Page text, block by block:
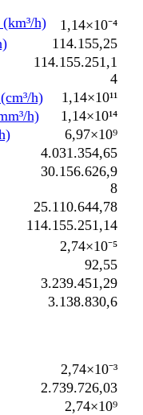
h)
1,14×10⁻⁴
114.155,25
114.155.251,1
4
h)
1,14×10¹¹
h)
1,14×10¹⁴
6,97×10⁹
4.031.354,65
30.156.626,9
8
25.110.644,78
114.155.251,14
2,74×10⁻⁵
92,55
3.239.451,29
3.138.830,6
2,74×10⁻³
2.739.726,03
2,74×10⁹